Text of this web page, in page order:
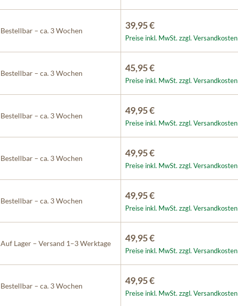
Bestellbar – ca. 3 Wochen 39,95 €
Preise inkl. MwSt. zzgl. Versandkosten
Bestellbar – ca. 3 Wochen 45,95 €
Preise inkl. MwSt. zzgl. Versandkosten
Bestellbar – ca. 3 Wochen 49,95 €
Preise inkl. MwSt. zzgl. Versandkosten
Bestellbar – ca. 3 Wochen 49,95 €
Preise inkl. MwSt. zzgl. Versandkosten
Bestellbar – ca. 3 Wochen 49,95 €
Preise inkl. MwSt. zzgl. Versandkosten
Auf Lager – Versand 1–3 Werktage 49,95 €
Preise inkl. MwSt. zzgl. Versandkosten
Bestellbar – ca. 3 Wochen 49,95 €
Preise inkl. MwSt. zzgl. Versandkosten